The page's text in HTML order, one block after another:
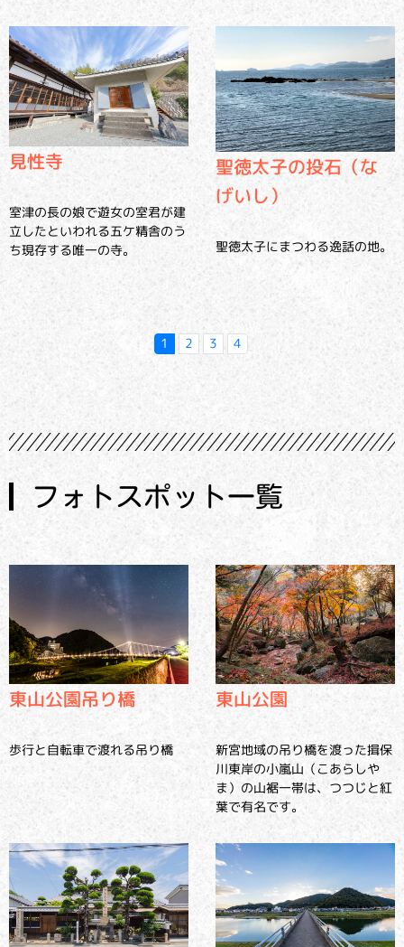
見性寺
室津の長の娘で遊女の室君が建
立したといわれる五ケ精舎のう
ち現存する唯一の寺。
聖徳太子の投石（な
げいし）
聖徳太子にまつわる逸話の地。
1 2 3 4
フォトスポット一覧
東山公園吊り橋
歩行と自転車で渡れる吊り橋
東山公園
新宮地域の吊り橋を渡った揖保
川東岸の小嵐山（こあらしや
ま）の山裾一帯は、つつじと紅
葉で有名です。